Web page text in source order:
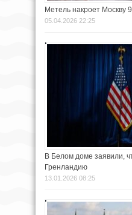
Метель накроет Москву
05.04.2026 22:25
В Белом доме заявили,
Гренландию
13.01.2026 08:25